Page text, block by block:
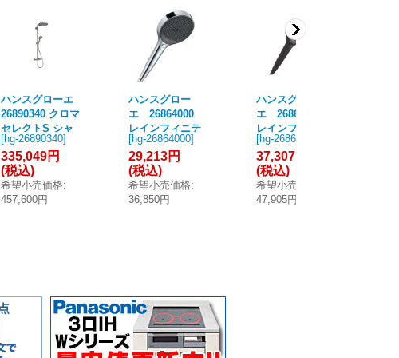
ハンスグローエ
26890340 クロマ
セレクトS シャ
ワーパイプ 280
1ジェット ブラ
ッシュドブラッ
ククロム ♪
[hg-26890340]
335,049円
(税込)
希望小売価格:
457,600円
ハンスグロー
エ 26864000
レインフィニテ
ィ ハンドシャ
ワー 130 3ジェ
ット クロム [■♪]
[hg-26864000]
29,213円
(税込)
希望小売価格:
36,850円
ハンスグロー
エ 26864670
レインフィニテ
ィ ハンドシャワ
ー 130 3ジェッ
ト マットブラッ
ク [♪■]
[hg-26864670
37,307円
(税込)
希望小売価格
47,905円